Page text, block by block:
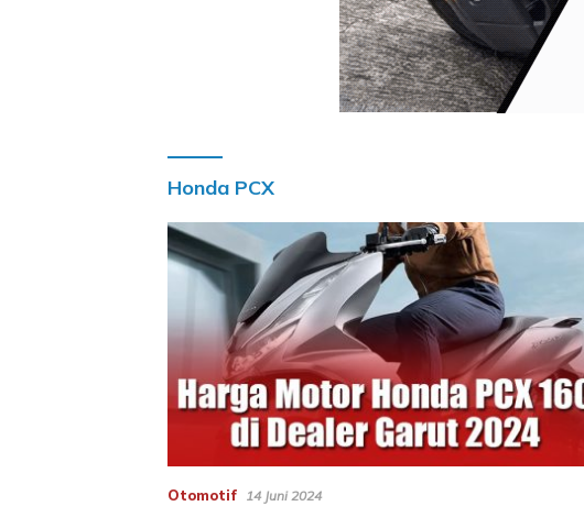
Honda PCX
Otomotif 14 Juni 2024